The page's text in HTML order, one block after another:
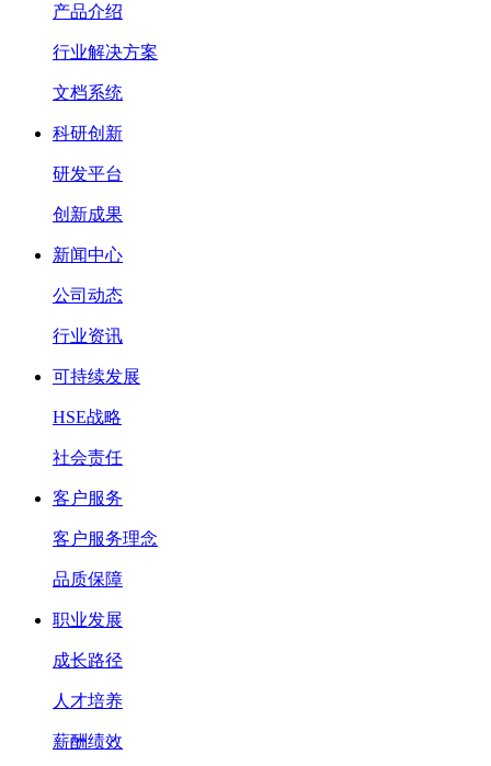
产品介绍
行业解决方案
文档系统
科研创新
研发平台
创新成果
新闻中心
公司动态
行业资讯
可持续发展
HSE战略
社会责任
客户服务
客户服务理念
品质保障
职业发展
成长路径
人才培养
薪酬绩效